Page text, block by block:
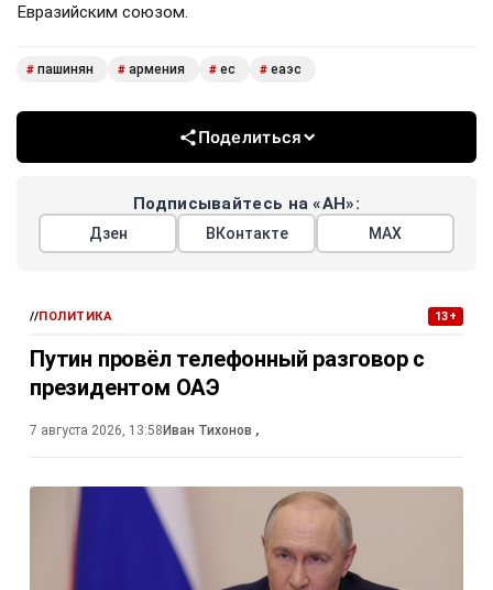
Евразийским союзом.
# пашинян # армения # ес # еаэс
Поделиться
Подписывайтесь на «АН»:
Дзен ВКонтакте МАХ
//ПОЛИТИКА 13+
Путин провёл телефонный разговор с
президентом ОАЭ
7 августа 2026, 13:58 Иван Тихонов ,